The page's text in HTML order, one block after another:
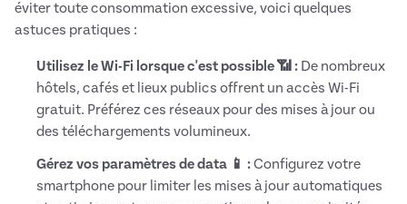
éviter toute consommation excessive, voici quelques
astuces pratiques :
Utilisez le Wi-Fi lorsque c'est possible 📶 : De nombreux
hôtels, cafés et lieux publics offrent un accès Wi-Fi
gratuit. Préférez ces réseaux pour des mises à jour ou
des téléchargements volumineux.
Gérez vos paramètres de data 📱 :Configurez votre
smartphone pour limiter les mises à jour automatiques